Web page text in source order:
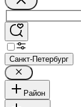
Санкт-Петербург
Район